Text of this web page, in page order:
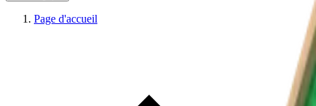
Page d'accueil